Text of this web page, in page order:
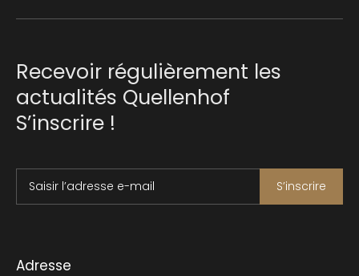
Recevoir régulièrement les
actualités Quellenhof
S’inscrire !
Saisir l’adresse e-mail S’inscrire
Adresse